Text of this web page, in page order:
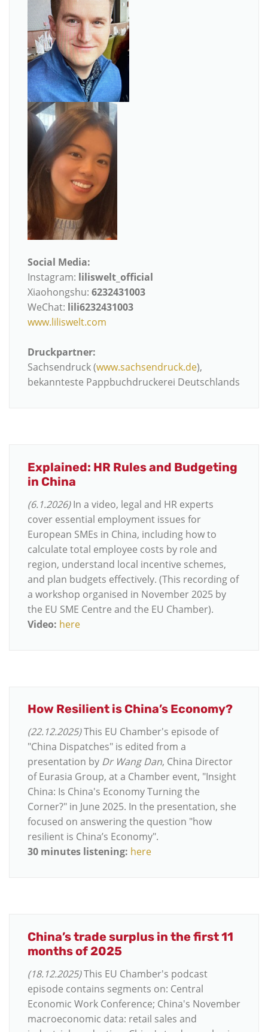
Social Media:
Instagram: liliswelt_official
Xiaohongshu: 6232431003
WeChat: lili6232431003
www.liliswelt.com
Druckpartner:
Sachsendruck (www.sachsendruck.de),
bekannteste Pappbuchdruckerei Deutschlands
Explained: HR Rules and Budgeting
in China
(6.1.2026)In a video, legal and HR experts
cover essential employment issues for
European SMEs in China, including how to
calculate total employee costs by role and
region, understand local incentive schemes,
and plan budgets effectively. (This recording of
a workshop organised in November 2025 by
the EU SME Centre and the EU Chamber).
Video: here
How Resilient is China’s Economy?
(22.12.2025)This EU Chamber's episode of
"China Dispatches" is edited from a
presentation by Dr Wang Dan, China Director
of Eurasia Group, at a Chamber event, "Insight
China: Is China's Economy Turning the
Corner?" in June 2025. In the presentation, she
focused on answering the question "how
resilient is China’s Economy".
30 minutes listening: here
China’s trade surplus in the first 11
months of 2025
(18.12.2025)This EU Chamber's podcast
episode contains segments on: Central
Economic Work Conference; China's November
macroeconomic data: retail sales and